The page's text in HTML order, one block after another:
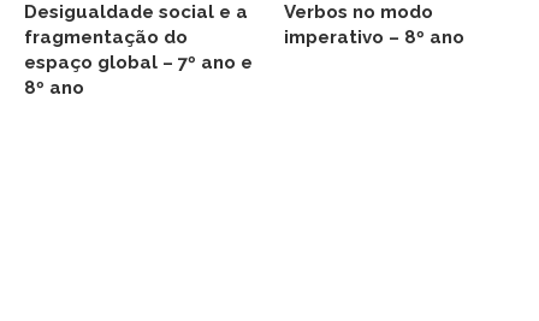
Desigualdade social e a
fragmentação do
espaço global – 7º ano e
8º ano
Verbos no modo
imperativo – 8º ano